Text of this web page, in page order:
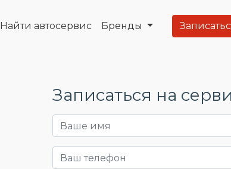
Найти автосервис Бренды
Записаться на